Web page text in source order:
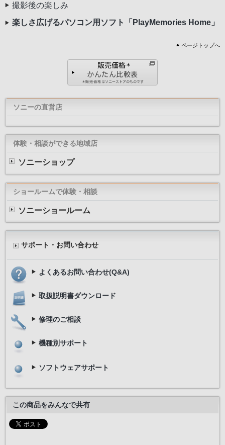
撮影後の楽しみ
楽しさ広げるパソコン用ソフト「PlayMemories Home」
ページトップへ
ソニーの直営店
体験・相談ができる地域店
ソニーショップ
ショールームで体験・相談
ソニーショールーム
サポート・お問い合わせ
よくあるお問い合わせ(Q&A)
取扱説明書ダウンロード
修理のご相談
機種別サポート
ソフトウェアサポート
この商品をみんなで共有